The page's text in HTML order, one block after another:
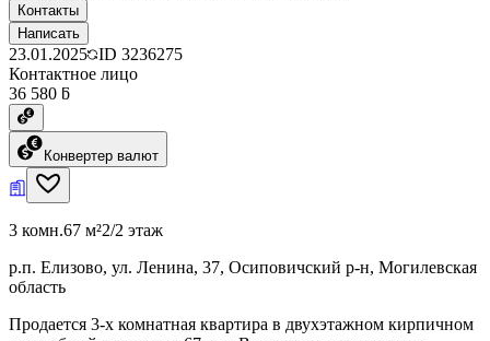
Контакты
Написать
23.01.2025 ID 3236275
Контактное лицо
36 580 ƃ
Конвертер валют
3 комн.67 м²2/2 этаж
р.п. Елизово, ул. Ленина, 37, Осиповичский р-н, Могилевская
область
Продается 3-х комнатная квартира в двухэтажном кирпичном